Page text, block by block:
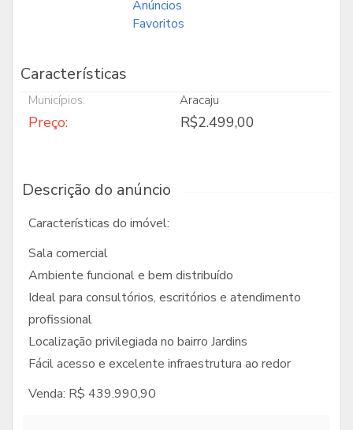
SALA COMERCIAL PARA VENDA...
GALPÃO PARA LOCAÇÃO NO SI...
R$5.000,00
R$250.000,00
Anúncios
Favoritos
Características
Municípios: Aracaju
Preço: R$2.499,00
Descrição do anúncio
Características do imóvel:
Sala comercial
Ambiente funcional e bem distribuído
Ideal para consultórios, escritórios e atendimento
profissional
Localização privilegiada no bairro Jardins
Fácil acesso e excelente infraestrutura ao redor
Venda: R$ 439.990,90